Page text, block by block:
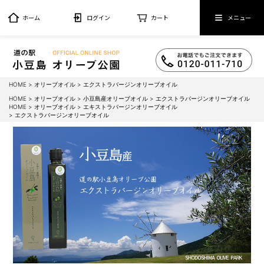
ホーム ログイン カート メニュー
HOME オリーブオイル
エクストラバージンオリーブオイル
HOME
オリーブオイル 小豆島産オリーブオイル
エクストラバージンオリーブオイル
HOME
オリーブオイル
エキストラバージンオリーブオイル
エクストラバージンオリーブオイル